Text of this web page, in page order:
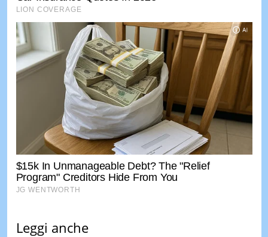
Leggi anche